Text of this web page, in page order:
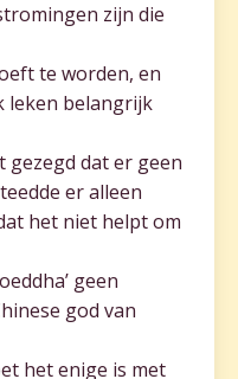
zijn die
te worden, en
leken belangrijk
gezegd dat er geen
er alleen
het niet helpt om
geen
god van
het enige is met